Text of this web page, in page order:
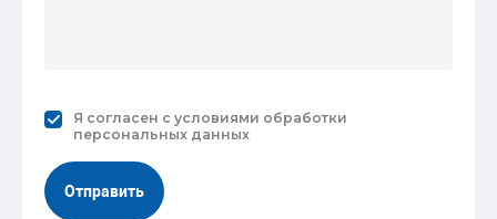
Я согласен с условиями обработки
персональных данных
Отправить